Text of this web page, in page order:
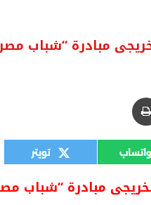
مبادرة “شباب مصر
مبادرة “شباب